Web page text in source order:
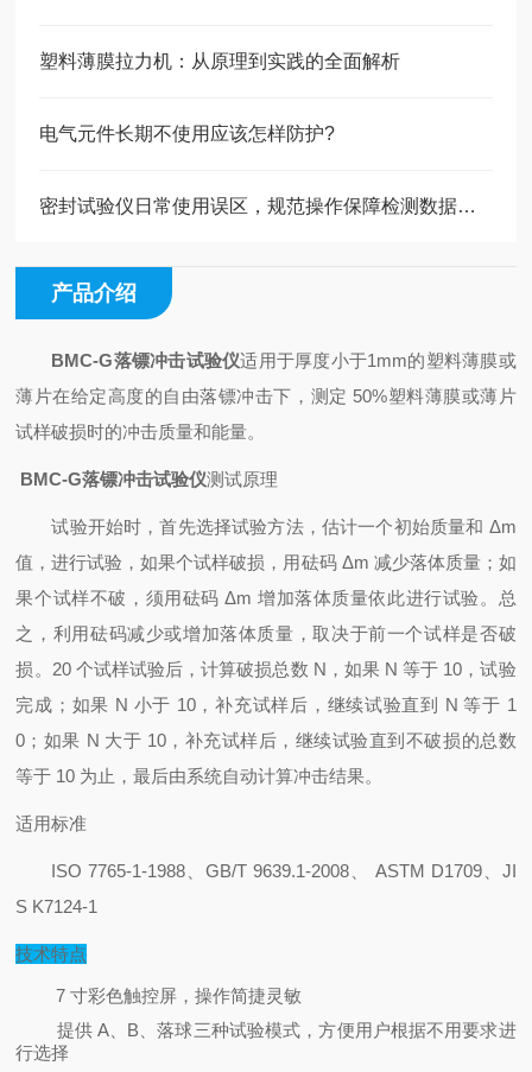
塑料薄膜拉力机：从原理到实践的全面解析
电气元件长期不使用应该怎样防护?
密封试验仪日常使用误区，规范操作保障检测数据稳定
产品介绍
BMC-G落镖冲击试验仪适用于厚度小于1mm的塑料薄膜或
薄片在给定高度的自由落镖冲击下，测定 50%塑料薄膜或薄片
试样破损时的冲击质量和能量。
BMC-G落镖冲击试验仪测试原理
试验开始时，首先选择试验方法，估计一个初始质量和 Δm
值，进行试验，如果个试样破损，用砝码 Δm 减少落体质量；如
果个试样不破，须用砝码 Δm 增加落体质量依此进行试验。总
之，利用砝码减少或增加落体质量，取决于前一个试样是否破
损。20 个试样试验后，计算破损总数 N，如果 N 等于 10，试验
完成；如果 N 小于 10，补充试样后，继续试验直到 N 等于 1
0；如果 N 大于 10，补充试样后，继续试验直到不破损的总数
等于 10 为止，最后由系统自动计算冲击结果。
适用标准
ISO 7765-1-1988 、GB/T 9639.1-2008、 ASTM D1709、JI
S K7124-1
技术特点
7 寸彩色触控屏，操作简捷灵敏
提供 A、B、落球三种试验模式，方便用户根据不用要求进
行选择